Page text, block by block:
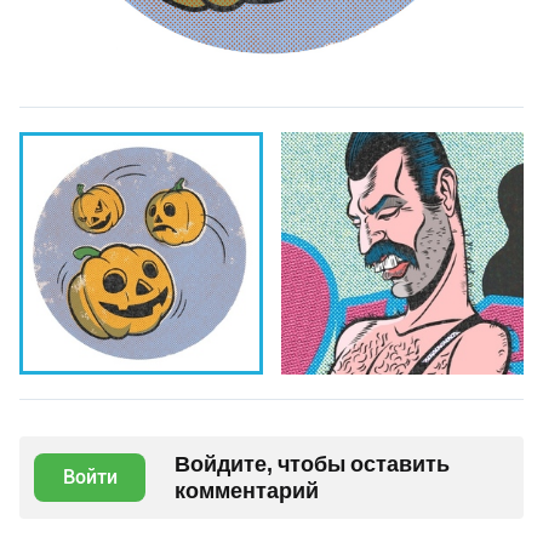
Войти
Войдите, чтобы оставить
комментарий